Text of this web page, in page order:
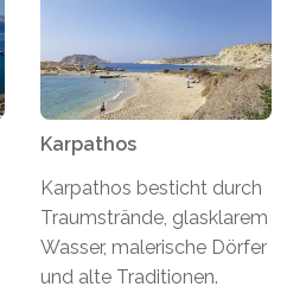
Karpathos
Karpathos besticht durch
Traumstrände, glasklarem
Wasser, malerische Dörfer
und alte Traditionen.